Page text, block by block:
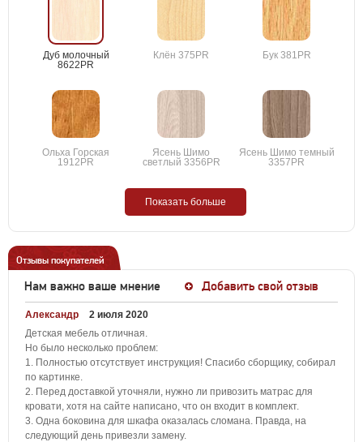
Дуб молочный
8622PR
Клён 375PR Бук 381PR
Ольха Горская
1912PR
Ясень Шимо
светлый 3356PR
Ясень Шимо темный
3357PR
Показать больше
Отзывы покупателей
Нам важно ваше мнение Добавить свой отзыв
Александр
2 июля 2020
Детская мебель отличная.
Но было несколько проблем:
1. Полностью отсутствует инструкция! Спасибо сборщику, собирал
по картинке.
2. Перед доставкой уточняли, нужно ли привозить матрас для
кровати, хотя на сайте написано, что он входит в комплект.
3. Одна боковина для шкафа оказалась сломана. Правда, на
следующий день привезли замену.